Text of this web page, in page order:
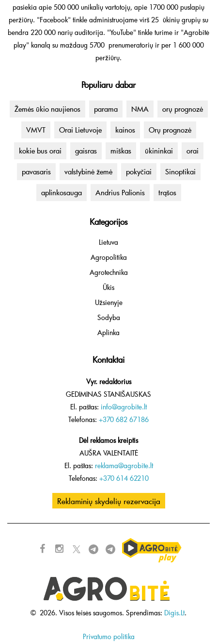
pasiekia apie 500 000 unikalių vartotojų, apie 1700 000 puslapių
peržiūrų. "Facebook" tinkle administruojame virš 25 ūkinių grupių su
bendra 220 000 narių auditorija. "YouTube" tinkle turime ir "Agrobitė
play" kanalą su maždaug 5700 prenumeratorių ir per 1 600 000
peržiūrų.
Populiaru dabar
Žemės ūkio naujienos parama NMA orų prognozė
VMVT Orai Lietuvoje kainos Orų prognozė
kokie bus orai gaisras miškas ūkininkai orai
pavasaris valstybinė žemė pokyčiai Sinoptikai
aplinkosauga Andrius Palionis trąšos
Kategorijos
Lietuva
Agropolitika
Agrotechnika
Ūkis
Užsienyje
Sodyba
Aplinka
Kontaktai
Vyr. redaktorius
GEDIMINAS STANIŠAUSKAS
El. paštas: info@agrobite.lt
Telefonas: +370 682 67186
Dėl reklamos kreiptis
AUŠRA VALENTAITĖ
El. paštas: reklama@agrobite.lt
Telefonas: +370 614 62210
Reklaminių skydelių rezervacija
© 2026. Visos teisės saugomos. Sprendimas: Digis.Lt.
Privatumo politika